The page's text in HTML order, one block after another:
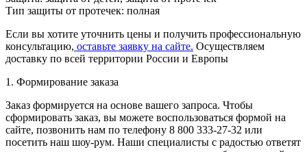
Тип защиты от протечек: полная
Если вы хотите уточнить цены и получить профессиональную
консультацию, оставьте заявку на сайте. Осуществляем
доставку по всей территории России и Европы
1. Формирование заказа
Заказ формируется на основе вашего запроса. Чтобы
сформировать заказ, вы можете воспользоваться формой на
сайте, позвонить нам по телефону 8 800 333-27-32 или
посетить наш шоу-рум. Наши специалисты с радостью ответят